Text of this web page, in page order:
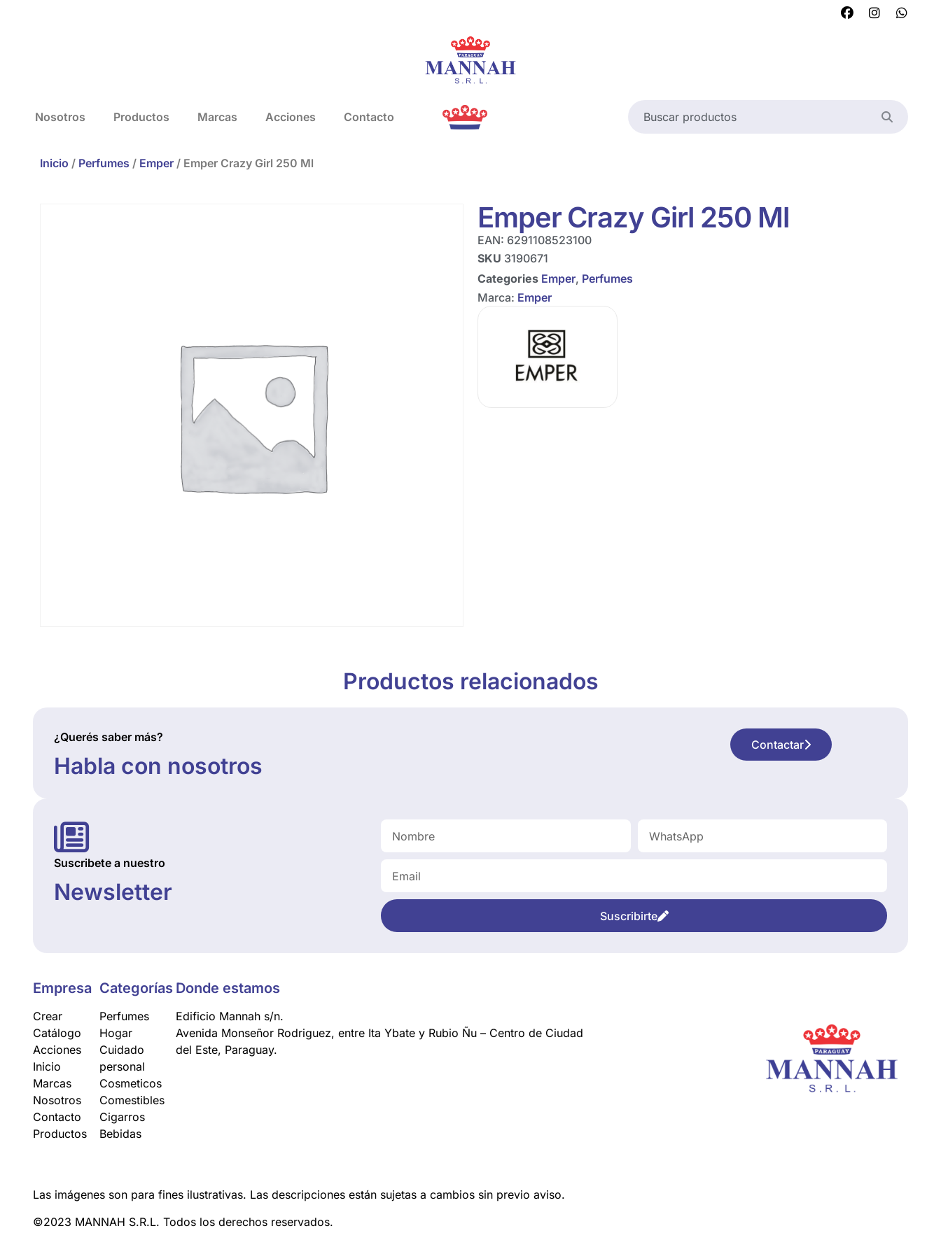
Nosotros Productos Marcas Acciones Contacto
Inicio / Perfumes / Emper / Emper Crazy Girl 250 Ml
Emper Crazy Girl 250 Ml
EAN: 6291108523100
SKU 3190671
Categories Emper, Perfumes
Marca: Emper
Productos relacionados
¿Querés saber más?
Habla con nosotros
Contactar
Suscribete a nuestro
Newsletter
Suscribirte
Empresa
Crear
Catálogo
Acciones
Inicio
Marcas
Nosotros
Contacto
Productos
Categorías
Perfumes
Hogar
Cuidado
personal
Cosmeticos
Comestibles
Cigarros
Bebidas
Donde estamos
Edificio Mannah s/n.
Avenida Monseñor Rodriguez, entre Ita Ybate y Rubio Ñu – Centro de Ciudad
del Este, Paraguay.
Las imágenes son para fines ilustrativas. Las descripciones están sujetas a cambios sin previo aviso.
©2023 MANNAH S.R.L. Todos los derechos reservados.